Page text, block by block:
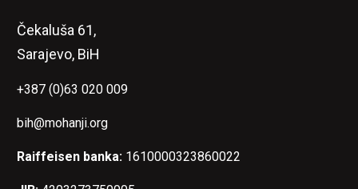
Čekaluša 61,
Sarajevo, BiH
+387 (0)63 020 009
bih@mohanji.org
Raiffeisen banka: 1610000323860022